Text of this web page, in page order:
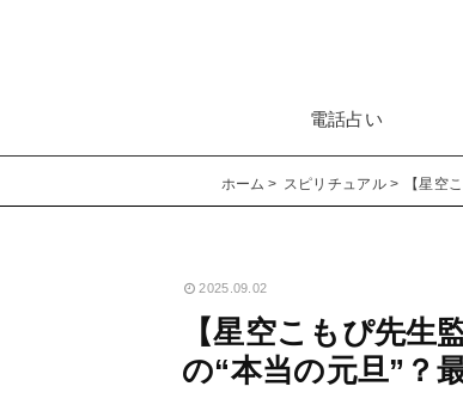
電話占い
ホーム スピリチュアル 【星空
2025.09.02
【星空こもぴ先生
の“本当の元旦”？